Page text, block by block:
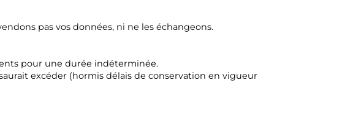
pas vos données, ni ne les échangeons.
pour une durée indéterminée.
excéder (hormis délais de conservation en vigueur